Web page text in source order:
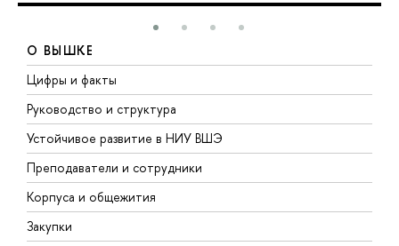
О ВЫШКЕ
Цифры и факты
Руководство и структура
Устойчивое развитие в НИУ ВШЭ
Преподаватели и сотрудники
Корпуса и общежития
Закупки